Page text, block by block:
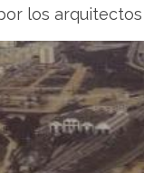
los arquitectos